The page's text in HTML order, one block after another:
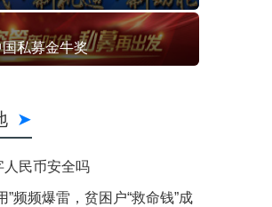
私募金牛奖
人民币安全吗
”频频爆雷，贫困户“救命钱”成